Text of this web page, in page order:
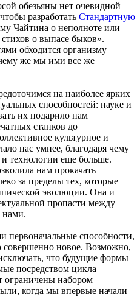
обезьяны нет очевидной
разработать Стандартную
Чайтина о неполноте или
о выпасе быков».
обходится организму
же мы ими все же
на наиболее ярких
способностей: науке и
их подарило нам
станков до
культурное и
нас умнее, благодаря чему
и технологии еще больше.
нам прокачать
за пределы тех, которые
эволюции. Она и
пропасти между
нами.
первоначальные способности,
совершенно новое. Возможно,
что будущие формы
посредством цикла
ограничены набором
когда мы впервые начали